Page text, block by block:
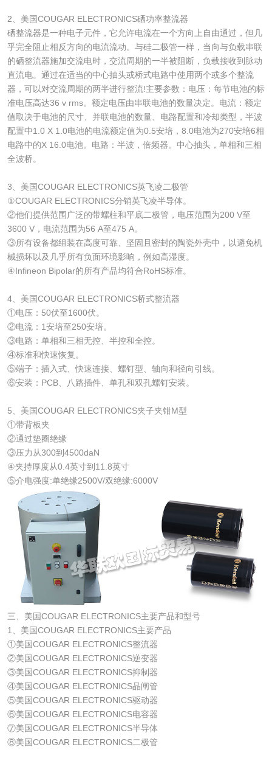
2、美国COUGAR ELECTRONICS硒功率整流器
硒整流器是一种电子元件，它允许电流在一个方向上自由通过，但几
乎完全阻止相反方向的电流流动。与硅二极管一样，当向与负载串联
的硒整流器施加交流电时，交流周期的一半被阻断，负载接收到脉动
直流电。通过在适当的中心抽头或桥式电路中使用两个或多个整流
器，可以对交流周期的两半进行整流!主要参数：电压：每节电池的标
准电压高达36 v rms。额定电压由串联电池的数量决定。电流：额定
值取决于电池的尺寸、并联电池的数量、电路配置和冷却类型，半波
配置中1.0 X 1.0电池的电流额定值为0.5安培，8.0电池为270安培6相
电路中的X 16.0电池。电路：半波，倍频器。中心抽头，单相和三相
全波桥。
3、美国COUGAR ELECTRONICS英飞凌二极管
①COUGAR ELECTRONICS分销英飞凌半导体。
②他们提供范围广泛的带螺柱和平底二极管，电压范围为200 V至
3600 V，电流范围为56 A至475 A。
③所有设备都组装在高度可靠、坚固且密封的陶瓷外壳中，以避免机
械损坏以及几乎所有负面环境影响，例如高湿度。
④Infineon Bipolar的所有产品均符合RoHS标准。
4、美国COUGAR ELECTRONICS桥式整流器
①电压：50伏至1600伏。
②电流：1安培至250安培。
③电路：单相和三相无控、半控和全控。
④标准和快速恢复。
⑤端子：插入式、快速连接、螺钉型、轴向和径向引线。
⑥安装：PCB、八路插件、单孔和双孔螺钉安装。
5、美国COUGAR ELECTRONICS夹子夹钳M型
①带背板夹
②通过垫圈绝缘
③压力从300到4500daN
④夹持厚度从0.4英寸到11.8英寸
⑤介电强度:单绝缘2500V/双绝缘:6000V
三、美国COUGAR ELECTRONICS主要产品和型号
1、美国COUGAR ELECTRONICS主要产品
①美国COUGAR ELECTRONICS整流器
②美国COUGAR ELECTRONICS逆变器
③美国COUGAR ELECTRONICS抑制器
④美国COUGAR ELECTRONICS晶闸管
⑤美国COUGAR ELECTRONICS驱动器
⑥美国COUGAR ELECTRONICS电容器
⑦美国COUGAR ELECTRONICS半导体
⑧美国COUGAR ELECTRONICS二极管